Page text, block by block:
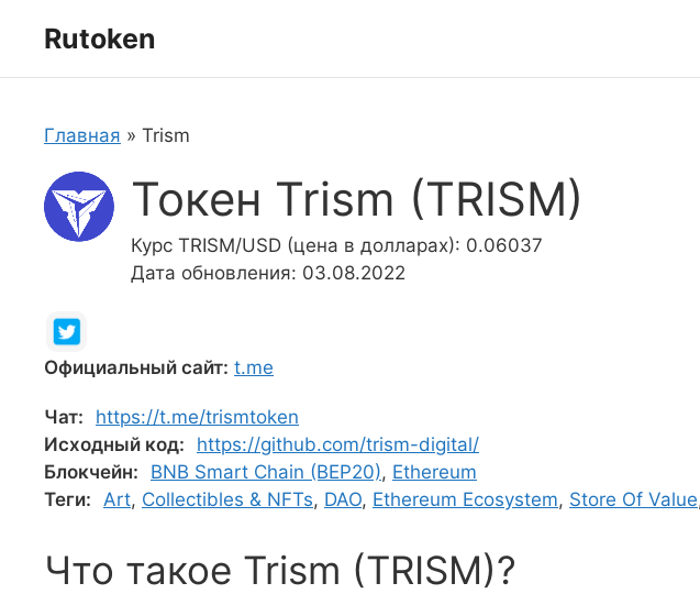
Rutoken
Главная » Trism
Токен Trism (TRISM)
Курс TRISM/USD (цена в долларах): 0.06037
Дата обновления: 03.08.2022
Официальный сайт: t.me
Чат:
https://t.me/trismtoken
Исходный код:
https://github.com/trism-digital/
Блокчейн:
BNB Smart Chain (BEP20), Ethereum
Теги: Art, Collectibles & NFTs, DAO, Ethereum Ecosystem, Store Of Value
Что такое Trism (TRISM)?